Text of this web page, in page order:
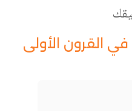
القرون الأولى